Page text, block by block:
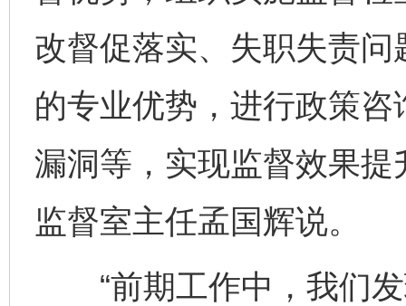
改督促落实、失职失责
的专业优势，进行政策
漏洞等，实现监督效果提
监督室主任孟国辉说。
“前期工作中，我们发